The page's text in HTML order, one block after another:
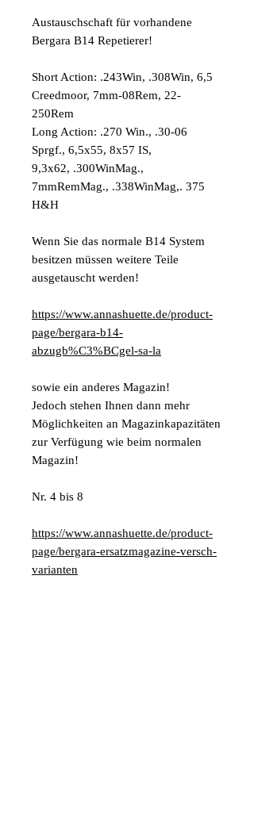
Austauschschaft für vorhandene
Bergara B14 Repetierer!
Short Action: .243Win, .308Win, 6,5
Creedmoor, 7mm-08Rem, 22-
250Rem
Long Action: .270 Win., .30-06
Sprgf., 6,5x55, 8x57 IS,
9,3x62, .300WinMag.,
7mmRemMag., .338WinMag,. 375
H&H
Wenn Sie das normale B14 System
besitzen müssen weitere Teile
ausgetauscht werden!
https://www.annashuette.de/product-
page/bergara-b14-
abzugb%C3%BCgel-sa-la
sowie ein anderes Magazin!
Jedoch stehen Ihnen dann mehr
Möglichkeiten an Magazinkapazitäten
zur Verfügung wie beim normalen
Magazin!
Nr. 4 bis 8
https://www.annashuette.de/product-
page/bergara-ersatzmagazine-versch-
varianten